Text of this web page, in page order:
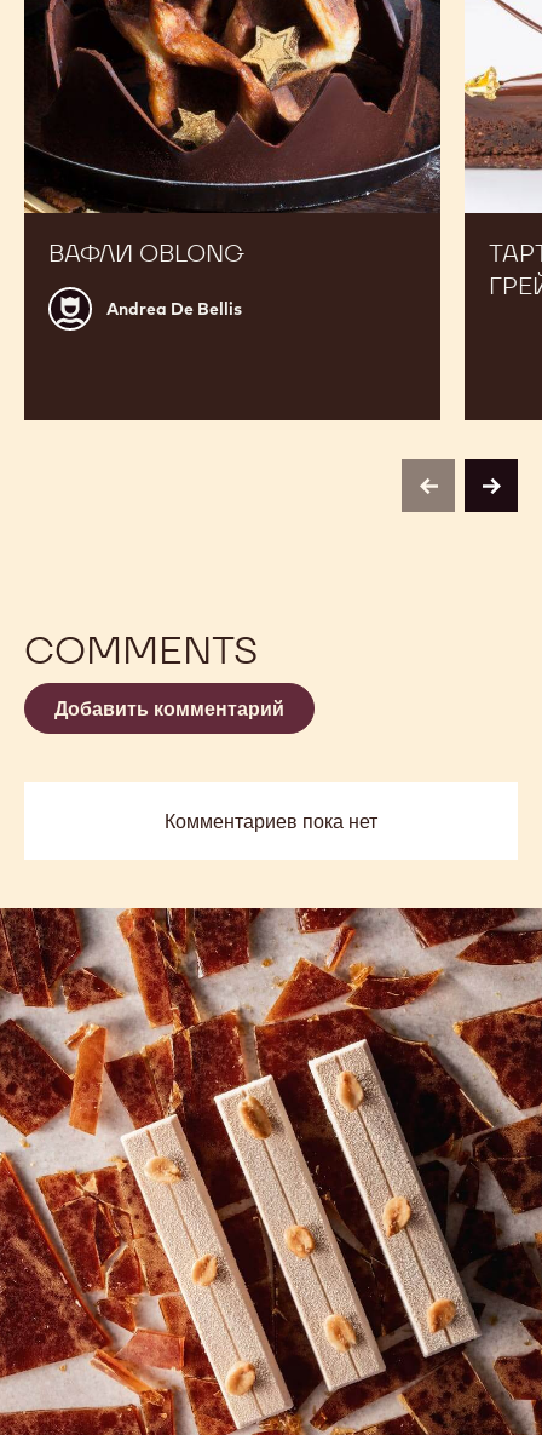
ВАФЛИ OBLONG
Andrea
De
Andrea De Bellis
previousnext
COMMENTS
Добавить комментарий
Комментариев пока нет